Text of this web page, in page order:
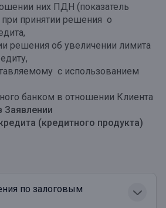
них ПДН (показатель
при принятии решения о
решения об увеличении лимита
с использованием
банком в отношении Клиента
Заявлении
(кредитного продукта)
по залоговым